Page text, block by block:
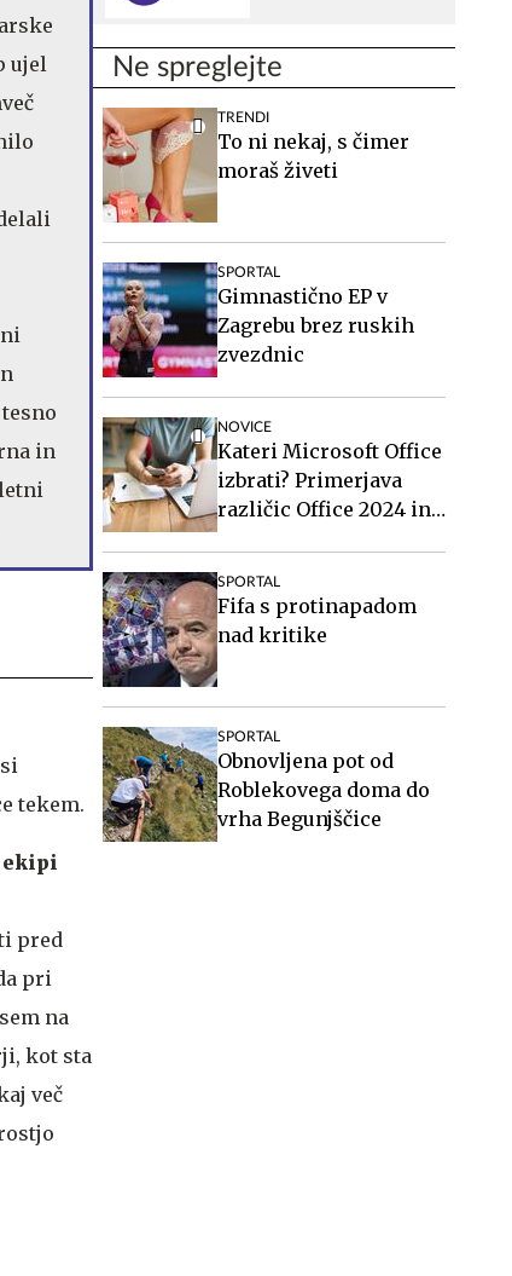
ujel
in
tekem.
ekipi
pred
pri
na
kot sta
več
Ne spreglejte
TRENDI
To ni nekaj, s čimer
moraš živeti
SPORTAL
Gimnastično EP v
Zagrebu brez ruskih
zvezdnic
NOVICE
Kateri Microsoft Office
izbrati? Primerjava
različic Office 2024 in
SPORTAL
Fifa s protinapadom
nad kritike
SPORTAL
Obnovljena pot od
Roblekovega doma do
vrha Begunjščice